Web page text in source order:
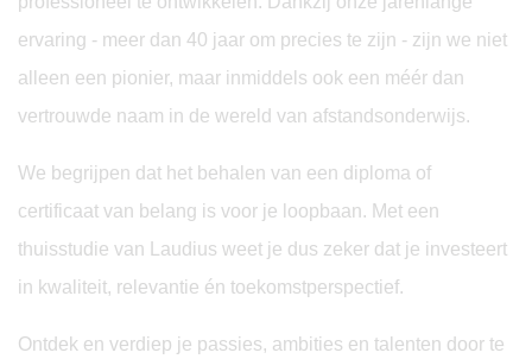
ervaring - meer dan 40 jaar om precies te zijn - zijn we niet
alleen een pionier, maar inmiddels ook een méér dan
vertrouwde naam in de wereld van afstandsonderwijs.
We begrijpen dat het behalen van een diploma of
certificaat van belang is voor je loopbaan. Met een
thuisstudie van Laudius weet je dus zeker dat je investeert
in kwaliteit, relevantie én toekomstperspectief.
Ontdek en verdiep je passies, ambities en talenten door te